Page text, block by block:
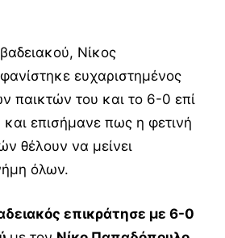
Νίκος
ευχαριστημένος
παικτών του και το 6-0 επί
επισήμανε πως η φετινή
θέλουν να μείνει
όλων.
επικράτησε με 6-0